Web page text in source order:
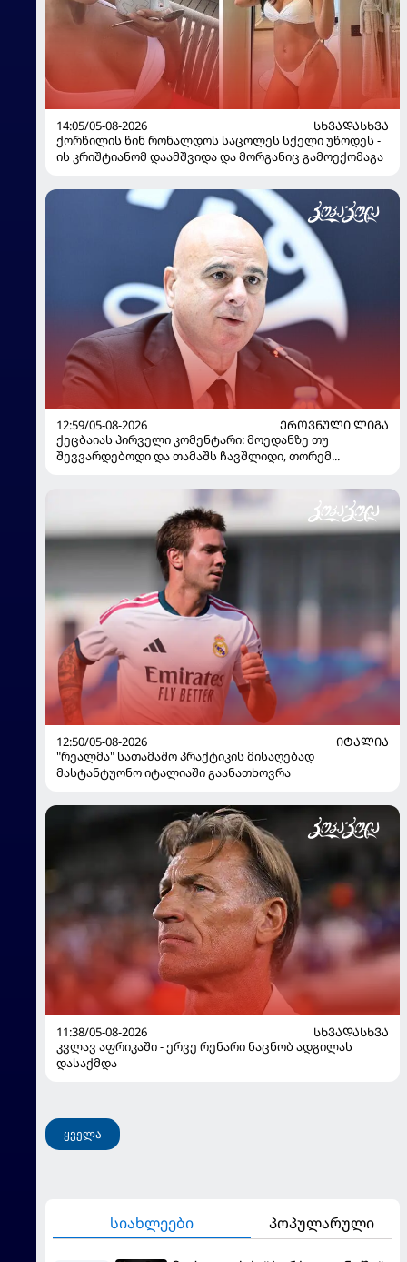
14:05/05-08-2026
ᲡᲮᲕᲐᲓᲐᲡᲮᲕᲐ
ქორწილის წინ რონალდოს საცოლეს სქელი უწოდეს -
ის კრიშტიანომ დაამშვიდა და მორგანიც გამოექომაგა
12:59/05-08-2026
ᲔᲠᲝᲕᲜᲣᲚᲘ ᲚᲘᲒᲐ
ქეცბაიას პირველი კომენტარი: მოედანზე თუ
შევვარდებოდი და თამაშს ჩავშლიდი, თორემ...
12:50/05-08-2026
ᲘᲢᲐᲚᲘᲐ
"რეალმა" სათამაშო პრაქტიკის მისაღებად
მასტანტუონო იტალიაში გაანათხოვრა
11:38/05-08-2026
ᲡᲮᲕᲐᲓᲐᲡᲮᲕᲐ
კვლავ აფრიკაში - ერვე რენარი ნაცნობ ადგილას
დასაქმდა
ყველა
სიახლეები პოპულარული